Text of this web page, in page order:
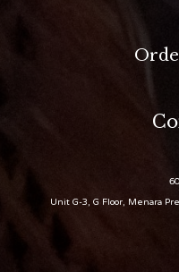
Unit G-3, G Floor, Menara